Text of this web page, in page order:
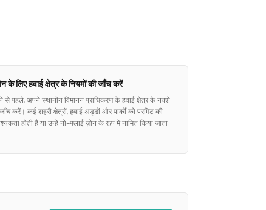
के लिए हवाई क्षेत्र के नियमों की जाँच करें
से पहले, अपने स्थानीय विमानन प्राधिकरण के हवाई क्षेत्र के नक्शे
करें। कई शहरी क्षेत्रों, हवाई अड्डों और पार्कों को परमिट की
होती है या उन्हें नो-फ्लाई ज़ोन के रूप में नामित किया जाता